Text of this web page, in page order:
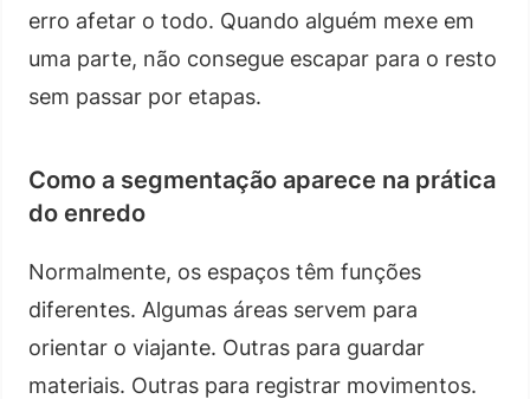
erro afetar o todo. Quando alguém mexe em
uma parte, não consegue escapar para o resto
sem passar por etapas.
Como a segmentação aparece na prática
do enredo
Normalmente, os espaços têm funções
diferentes. Algumas áreas servem para
orientar o viajante. Outras para guardar
materiais. Outras para registrar movimentos.